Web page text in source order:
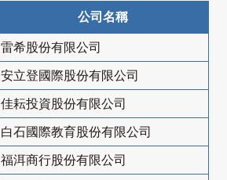
公司名稱
雷希股份有限公司
安立登國際股份有限公司
佳耘投資股份有限公司
白石國際教育股份有限公司
福洱商行股份有限公司